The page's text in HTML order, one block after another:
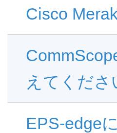
Cisco
えてくださ
EPS-edge